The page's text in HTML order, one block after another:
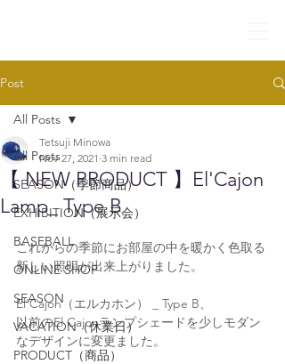
Post
All Posts
SEASON（季節商品）
EXHIBITION（展示会）
BASEBALL
ONLINE SHOP
SEASON
VACATION（休業日）
PRODUCT（商品）
All Posts
【 NEW PRODUCT 】El'Cajon
Lamp_ Type B
Tetsuji Minowa
Nov 27, 2021 3 min read
これからの季節にお部屋の中を暖かく色取る
新しい照明が出来上がりました。
El'Cajon（エルカホン） _ Type B、
以前のEl Cajonランプシェードを少しモダン
なデザインに変更ました。